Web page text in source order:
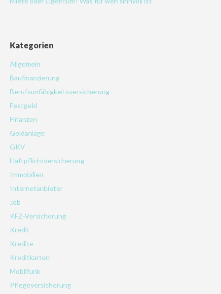
Kategorien
Allgemein
Baufinanzierung
Berufsunfähigkeitsversicherung
Festgeld
Finanzen
Geldanlage
GKV
Haftpflichtversicherung
Immobilien
Internetanbieter
Job
KFZ-Versicherung
Kredit
Kredite
Kreditkarten
Mobilfunk
Pflegeversicherung